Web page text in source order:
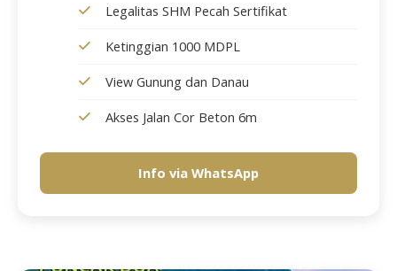
Legalitas SHM Pecah Sertifikat
Ketinggian 1000 MDPL
View Gunung dan Danau
Akses Jalan Cor Beton 6m
Info via WhatsApp